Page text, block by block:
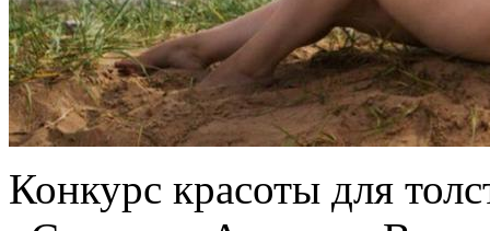
Конкурс красоты для